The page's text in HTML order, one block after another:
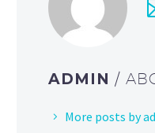
ADMIN /
More posts by